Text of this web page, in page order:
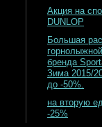
Акция на
DUNLOP
Большая
бренда
Зима 2015/
до -50%.
на вторую
-25%